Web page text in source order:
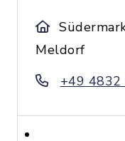
Meldorf
+49